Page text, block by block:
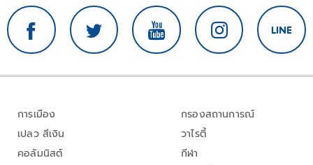
การเมือง
เปลว สีเงิน
คอลัมนิสต์
กรองสถานการณ์
วาไรตี้
กีฬา